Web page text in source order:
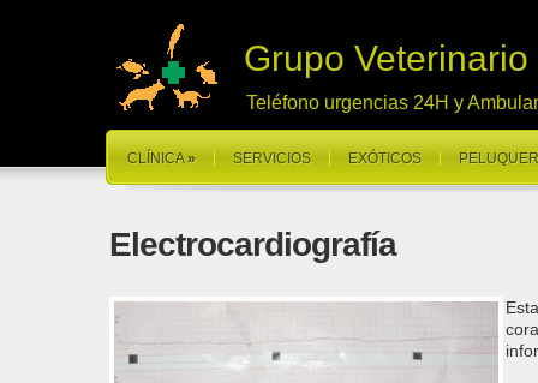
Grupo
Teléfono urgencias 24H y
CLÍNICA » SERVICIOS EXÓTICOS
Electrocardiografía